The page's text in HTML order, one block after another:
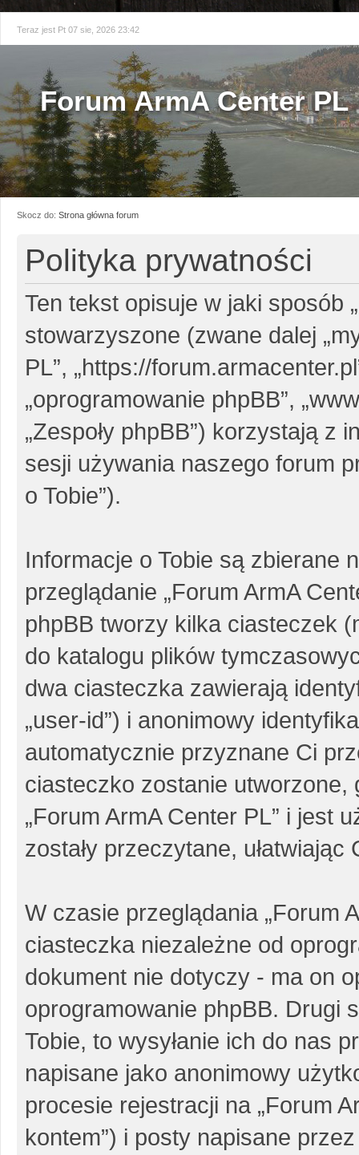
Teraz jest Pt 07 sie, 2026 23:42
Forum ArmA Center PL
Skocz do: Strona główna forum
Polityka prywatności
Ten tekst opisuje w jaki sposób
stowarzyszone (zwane dalej
PL”, „https://
„oprogramowanie phpBB”,
„Zespoły phpBB”) korzystają z
sesji używania naszego forum
o Tobie”).
Informacje o Tobie są zbierane
przeglądanie „Forum ArmA
phpBB tworzy kilka ciasteczek
do katalogu plików
dwa ciasteczka zawierają
„user-id”) i anonimowy
automatycznie przyznane Ci
ciasteczko zostanie
„Forum ArmA Center PL” i jest
zostały przeczytane,
W czasie przeglądania „Forum
ciasteczka niezależne od
dokument nie dotyczy - ma on
oprogramowanie phpBB. Drugi
Tobie, to wysyłanie ich do nas
napisane jako anonimowy
procesie rejestracji na „Forum
kontem”) i posty napisane